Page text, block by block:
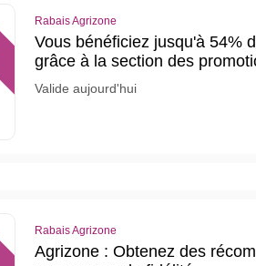
Rabais Agrizone
Vous bénéficiez jusqu'à 54%
grâce à la section des
Valide aujourd'hui
Rabais Agrizone
Agrizone : Obtenez des